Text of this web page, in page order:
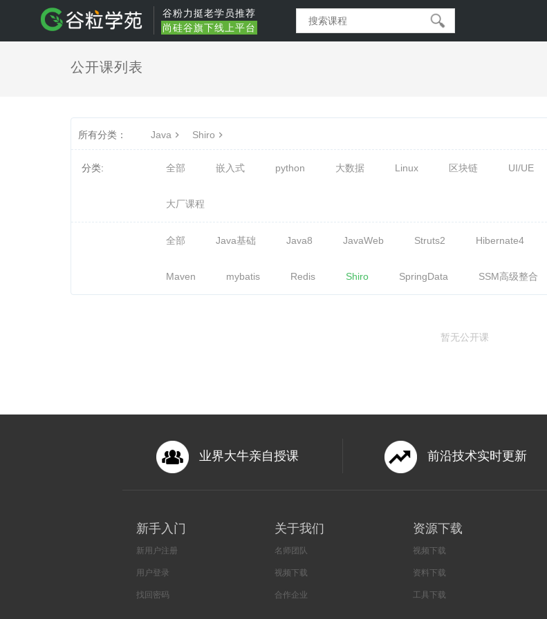
谷粉力挺老学员推荐
尚硅谷旗下线上平台
公开课列表
所有分类： Java Shiro
分类: 全部 嵌入式 python 大数据 Linux 区块链 UI/UE
大厂课程
全部 Java基础 Java8 JavaWeb Struts2 Hibernate4
Maven mybatis Redis Shiro SpringData SSM高级整合
暂无公开课
业界大牛亲自授课 前沿技术实时更新
新手入门
新用户注册
用户登录
找回密码
关于我们
名师团队
视频下载
合作企业
资源下载
视频下载
资料下载
工具下载